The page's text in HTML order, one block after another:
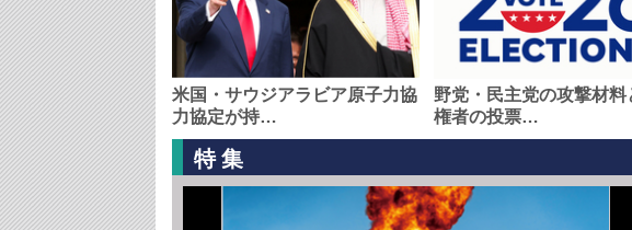
米国・サウジアラビア原子力協
力協定が持…
野党・民主党の攻撃材料
権者の投票…
特集